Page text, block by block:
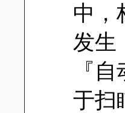
中，
发生
『
于扫